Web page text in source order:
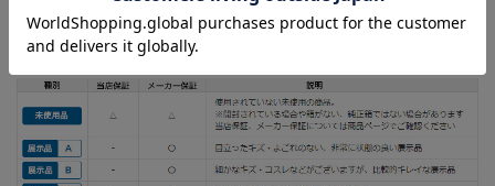
いる場合や箱がない、純正箱ではない場合がございます。